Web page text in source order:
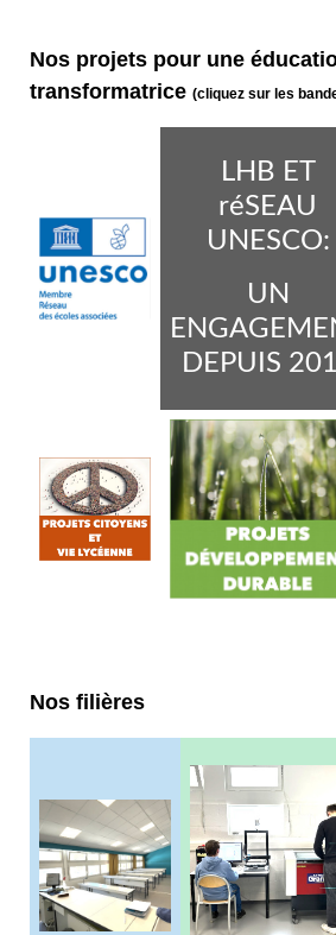
Nos projets pour une
transformatrice (cliquez sur les
LHB ET
réSEAU
UNESCO:
UN
DEPUIS
Nos filières